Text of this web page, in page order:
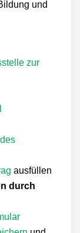
und
zur
ausfüllen
durch